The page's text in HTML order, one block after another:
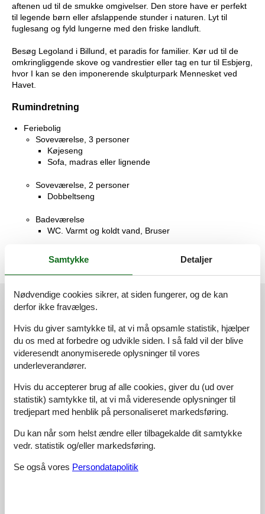
aftenen ud til de smukke omgivelser. Den store have er perfekt
til legende børn eller afslappende stunder i naturen. Lyt til
fuglesang og fyld lungerne med den friske landluft.
Besøg Legoland i Billund, et paradis for familier. Kør ud til de
omkringliggende skove og vandrestier eller tag en tur til Esbjerg,
hvor I kan se den imponerende skulpturpark Mennesket ved
Havet.
Rumindretning
Feriebolig
Soveværelse, 3 personer
Køjeseng
Sofa, madras eller lignende
Soveværelse, 2 personer
Dobbeltseng
Badeværelse
WC. Varmt og koldt vand, Bruser
Eksterne anmeldelser
4,5
2 eksterne anmeldelser
Tjek ind: 4 Rengøring: 4 Komfort:
Faciliteter:
4 Beliggenhed:
Samtykke Detaljer
Nødvendige cookies sikrer, at siden fungerer, og de kan
derfor ikke fravælges.
Hvis du giver samtykke til, at vi må opsamle statistik, hjælper
du os med at forbedre og udvikle siden. I så fald vil der blive
videresendt anonymiserede oplysninger til vores
underleverandører.
Hvis du accepterer brug af alle cookies, giver du (ud over
statistik) samtykke til, at vi må videresende oplysninger til
tredjepart med henblik på personaliseret markedsføring.
Du kan når som helst ændre eller tilbagekalde dit samtykke
vedr. statistik og/eller markedsføring.
Se også vores Persondatapolitik